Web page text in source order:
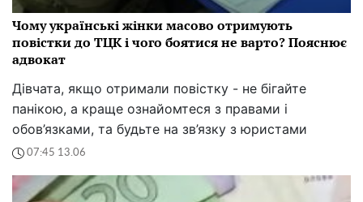
Чому українські жінки масово отримують
повістки до ТЦК і чого боятися не варто? Пояснює
адвокат
Дівчата, якщо отримали повістку - не бігайте
панікою, а краще ознайомтеся з правами і
обов’язками, та будьте на зв’язку з юристами
07:45 13.06